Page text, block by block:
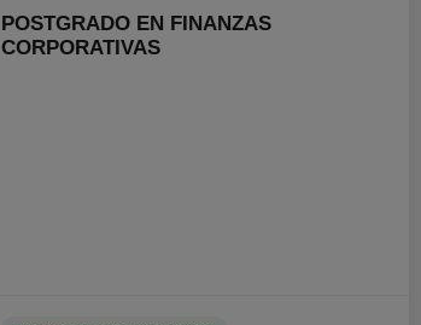
POSTGRADO EN FINANZAS
CORPORATIVAS